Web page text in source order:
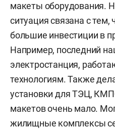
макеты оборудования.
ситуация связана с тем,
большие инвестиции в
Например, последний
электростанция,
технологиям. Также
установки для ТЭЦ,
макетов очень мало.
жилищные комплексы